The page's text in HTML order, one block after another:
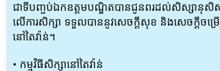
ជាទីបញ្ចប់ឯកឧត្តមបណ្ឌិតបានជូនពរដល់សិស្សានុ
លើការសិក្សា ទទួលបាននូវសេចក្តីសុខ និងសេចក្តីចម្រ
នៅតៃវ៉ាន់។
• កម្មវិធីសិក្សានៅតៃវ៉ាន់